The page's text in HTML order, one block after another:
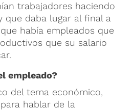
trabajadores haciendo
que daba lugar al final a
había empleados que
que su salario
empleado?
del tema económico,
hablar de la